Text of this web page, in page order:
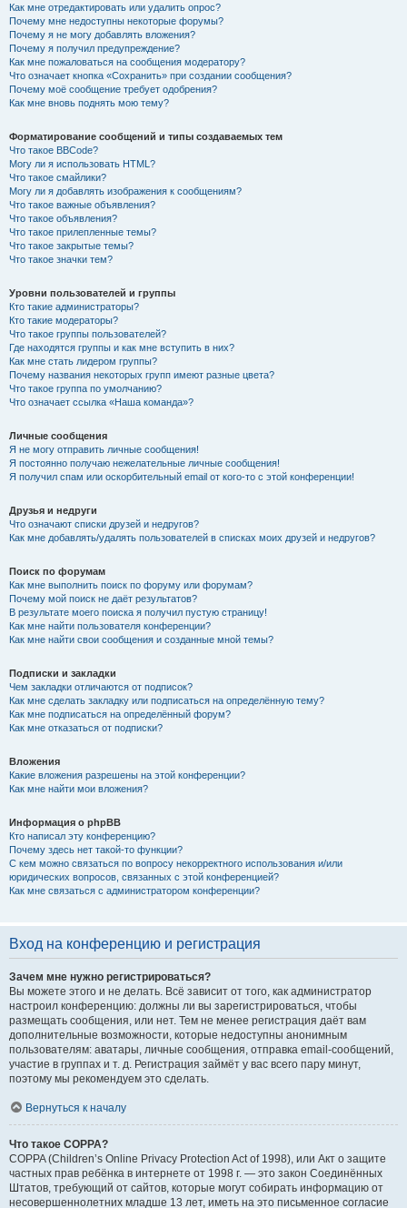
Как мне отредактировать или удалить опрос?
Почему мне недоступны некоторые форумы?
Почему я не могу добавлять вложения?
Почему я получил предупреждение?
Как мне пожаловаться на сообщения модератору?
Что означает кнопка «Сохранить» при создании сообщения?
Почему моё сообщение требует одобрения?
Как мне вновь поднять мою тему?
Форматирование сообщений и типы создаваемых тем
Что такое BBCode?
Могу ли я использовать HTML?
Что такое смайлики?
Могу ли я добавлять изображения к сообщениям?
Что такое важные объявления?
Что такое объявления?
Что такое прилепленные темы?
Что такое закрытые темы?
Что такое значки тем?
Уровни пользователей и группы
Кто такие администраторы?
Кто такие модераторы?
Что такое группы пользователей?
Где находятся группы и как мне вступить в них?
Как мне стать лидером группы?
Почему названия некоторых групп имеют разные цвета?
Что такое группа по умолчанию?
Что означает ссылка «Наша команда»?
Личные сообщения
Я не могу отправить личные сообщения!
Я постоянно получаю нежелательные личные сообщения!
Я получил спам или оскорбительный email от кого-то с этой конференции!
Друзья и недруги
Что означают списки друзей и недругов?
Как мне добавлять/удалять пользователей в списках моих друзей и недругов?
Поиск по форумам
Как мне выполнить поиск по форуму или форумам?
Почему мой поиск не даёт результатов?
В результате моего поиска я получил пустую страницу!
Как мне найти пользователя конференции?
Как мне найти свои сообщения и созданные мной темы?
Подписки и закладки
Чем закладки отличаются от подписок?
Как мне сделать закладку или подписаться на определённую тему?
Как мне подписаться на определённый форум?
Как мне отказаться от подписки?
Вложения
Какие вложения разрешены на этой конференции?
Как мне найти мои вложения?
Информация о phpBB
Кто написал эту конференцию?
Почему здесь нет такой-то функции?
С кем можно связаться по вопросу некорректного использования и/или
юридических вопросов, связанных с этой конференцией?
Как мне связаться с администратором конференции?
Вход на конференцию и регистрация
Зачем мне нужно регистрироваться?
Вы можете этого и не делать. Всё зависит от того, как администратор
настроил конференцию: должны ли вы зарегистрироваться, чтобы
размещать сообщения, или нет. Тем не менее регистрация даёт вам
дополнительные возможности, которые недоступны анонимным
пользователям: аватары, личные сообщения, отправка email-сообщений,
участие в группах и т. д. Регистрация займёт у вас всего пару минут,
поэтому мы рекомендуем это сделать.
Вернуться к началу
Что такое COPPA?
COPPA (Children’s Online Privacy Protection Act of 1998), или Акт о защите
частных прав ребёнка в интернете от 1998 г. — это закон Соединённых
Штатов, требующий от сайтов, которые могут собирать информацию от
несовершеннолетних младше 13 лет, иметь на это письменное согласие